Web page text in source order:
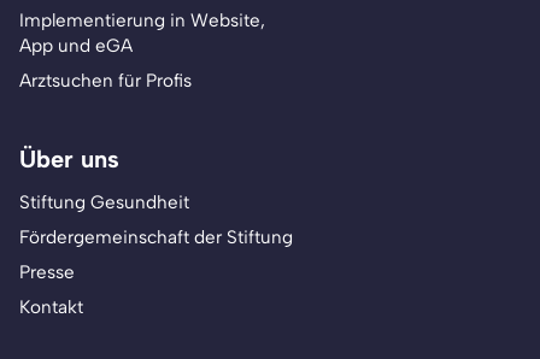
Implementierung in Website,
App und eGA
Arztsuchen für Profis
Über uns
Stiftung Gesundheit
Fördergemeinschaft der Stiftung
Presse
Kontakt